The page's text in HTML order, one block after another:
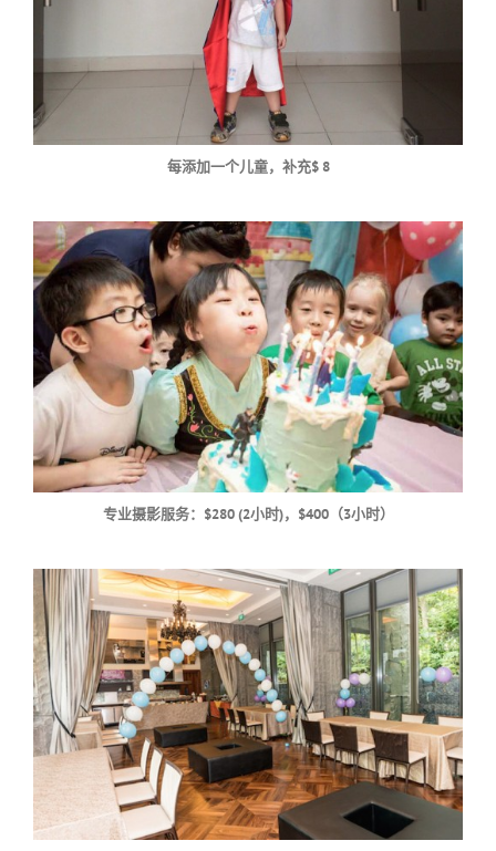
每添加一个儿童，补充$ 8
专业摄影服务：$280 (2小时)，$400（3小时）